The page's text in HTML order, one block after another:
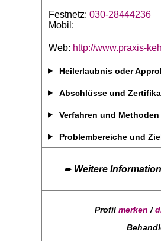
Festnetz: 030-28444236
Mobil:
Web: http://www.praxis-
Heilerlaubnis oder
Abschlüsse und
Verfahren und Methoden
Problembereiche und
➨ Weitere
Profil merken /